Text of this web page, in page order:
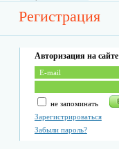
Регистрация
Авторизация на сайте
не запоминать
Зарегистрироваться
Забыли пароль?